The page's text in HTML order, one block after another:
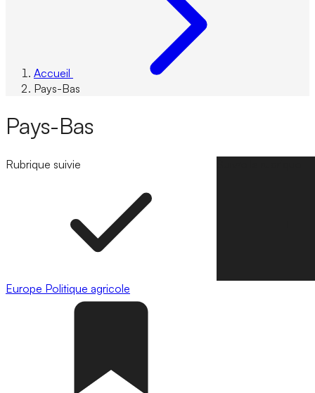
Accueil
Pays-Bas
Pays-Bas
Rubrique suivie
Europe Politique agricole